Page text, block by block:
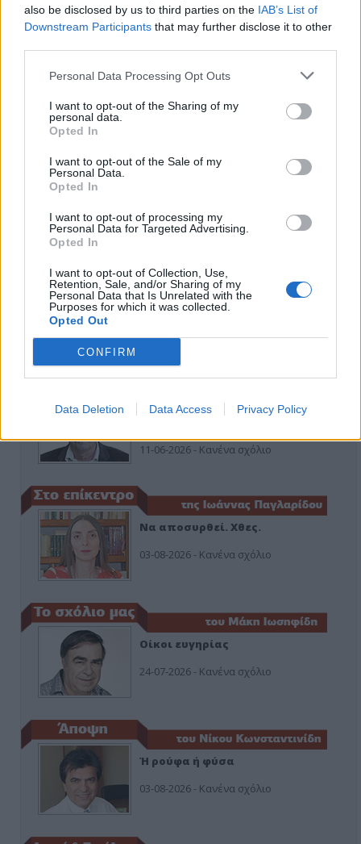
also be disclosed by us to third parties on the IAB’s List of
Downstream Participants that may further disclose it to other
Personal Data Processing Opt Outs
I want to opt-out of the Sharing of my
personal data.
Opted In
I want to opt-out of the Sale of my
Personal Data.
Opted In
I want to opt-out of processing my
Personal Data for Targeted Advertising.
Opted In
I want to opt-out of Collection, Use,
Retention, Sale, and/or Sharing of my
Personal Data that Is Unrelated with the
Purposes for which it was collected.
Opted Out
CONFIRM
Data Deletion Data Access Privacy Policy
ΑΠΟΨΕΙΣ
Εδώ Παππάς, εκεί Παππάς, που είναι
ο ΣΥΡΙΖΑ και οι Κιλκισιώτες
Κιλκίς προς Χατζηδάκη: Στηρίξτε
11-06-2026 - Κανένα σχόλιο
Να αποσυρθεί. Χθες.
03-08-2026 - Κανένα σχόλιο
Οίκοι ευγηρίας
24-07-2026 - Κανένα σχόλιο
Ή ρούφα ή φύσα
03-08-2026 - Κανένα σχόλιο